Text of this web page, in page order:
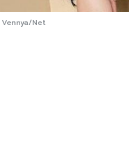
Vennya/Net